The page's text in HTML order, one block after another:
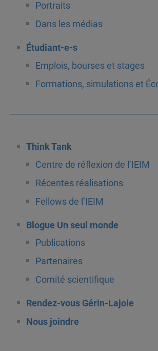
Portraits
Dans les médias
Étudiant-e-s
Emplois, bourses et stages
Formations, simulations et
Think Tank
Centre de réflexion de l’IEIM
Récentes réalisations
Fellows de l’IEIM
Blogue Un seul monde
Publications
Partenaires
Comité scientifique
Rendez-vous Gérin-Lajoie
Nous joindre